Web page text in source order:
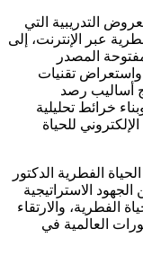
التدريبية التي
عبر الإنترنت، إلى
المصدر
واستعراض تقنيات
أساليب رصد
خرائط تحليلية
للحياة
الفطرية الدكتور
الاستراتيجية
الفطرية، والارتقاء
العالمية في